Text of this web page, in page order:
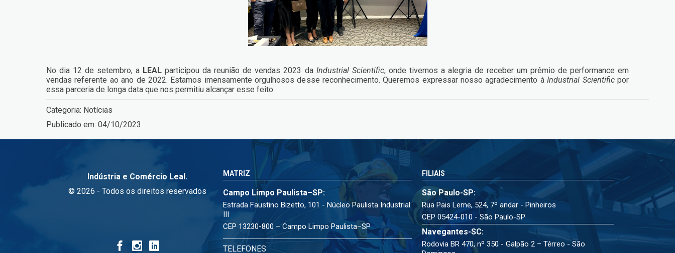
No dia 12 de setembro, a LEAL participou da reunião de vendas 2023 da Industrial Scientific, onde tivemos a alegria de receber um prêmio de performance em
vendas referente ao ano de 2022. Estamos imensamente orgulhosos desse reconhecimento. Queremos expressar nosso agradecimento àIndustrial Scientificpor
essa parceria de longa data que nos permitiu alcançar esse feito.
Categoria: Notícias
Publicado em: 04/10/2023
Indústria e Comércio Leal.
© 2026 - Todos os direitos reservados
MATRIZ
Campo Limpo Paulista–SP:
Estrada Faustino Bizetto, 101 - Núcleo Paulista Industrial
III
CEP 13230-800 – Campo Limpo Paulista–SP
TELEFONES
FILIAIS
São Paulo-SP:
Rua Pais Leme, 524, 7º andar - Pinheiros
CEP 05424-010 - São Paulo-SP
Navegantes-SC:
Rodovia BR 470, nº 350 - Galpão 2 – Térreo - São